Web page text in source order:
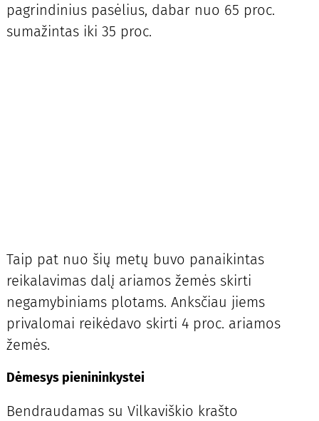
pagrindinius pasėlius, dabar nuo 65 proc.
sumažintas iki 35 proc.
Taip pat nuo šių metų buvo panaikintas
reikalavimas dalį ariamos žemės skirti
negamybiniams plotams. Anksčiau jiems
privalomai reikėdavo skirti 4 proc. ariamos
žemės.
Dėmesys pienininkystei
Bendraudamas su Vilkaviškio krašto